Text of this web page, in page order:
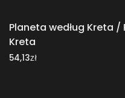
Planeta według Kreta /
Kreta
54,13zł